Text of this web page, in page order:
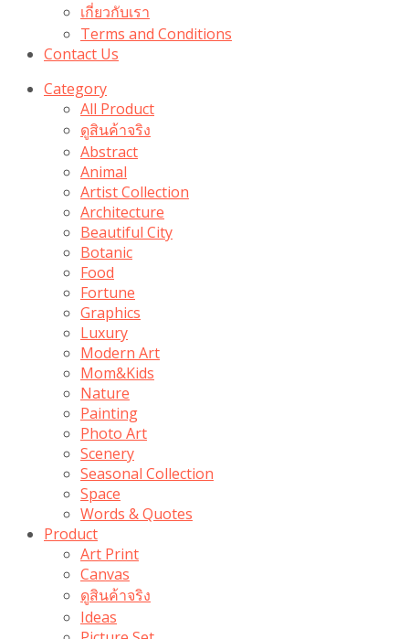
เกี่ยวกับเรา
Terms and Conditions
Contact Us
Category
All Product
ดูสินค้าจริง
Abstract
Animal
Artist Collection
Architecture
Beautiful City
Botanic
Food
Fortune
Graphics
Luxury
Modern Art
Mom&Kids
Nature
Painting
Photo Art
Scenery
Seasonal Collection
Space
Words & Quotes
Product
Art Print
Canvas
ดูสินค้าจริง
Ideas